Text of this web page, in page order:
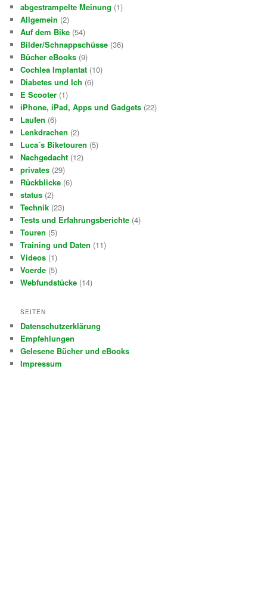
abgestrampelte Meinung (1)
Allgemein (2)
Auf dem Bike (54)
Bilder/Schnappschüsse (36)
Bücher eBooks (9)
Cochlea Implantat (10)
Diabetes und Ich (6)
E Scooter (1)
iPhone, iPad, Apps und Gadgets (22)
Laufen (6)
Lenkdrachen (2)
Luca´s Biketouren (5)
Nachgedacht (12)
privates (29)
Rückblicke (6)
status (2)
Technik (23)
Tests und Erfahrungsberichte (4)
Touren (5)
Training und Daten (11)
Videos (1)
Voerde (5)
Webfundstücke (14)
SEITEN
Datenschutzerklärung
Empfehlungen
Gelesene Bücher und eBooks
Impressum